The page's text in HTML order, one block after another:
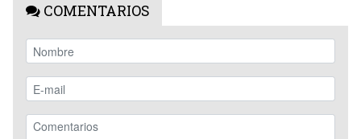
COMENTARIOS